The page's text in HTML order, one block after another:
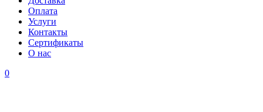
Оплата
Услуги
Контакты
Cертификаты
О нас
0